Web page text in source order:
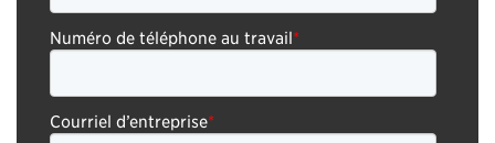
Numéro de téléphone au travail*
Courriel d’entreprise*